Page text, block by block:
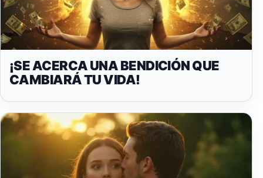
¡SE ACERCA UNA BENDICIÓN QUE
CAMBIARÁ TU VIDA!